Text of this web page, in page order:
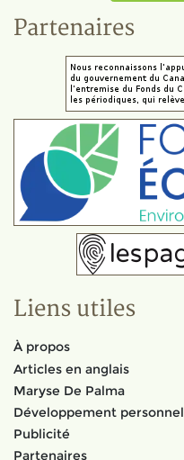
Partenaires
Liens utiles
À propos
Articles en anglais
Maryse De Palma
Développement personnel
Publicité
Partenaires